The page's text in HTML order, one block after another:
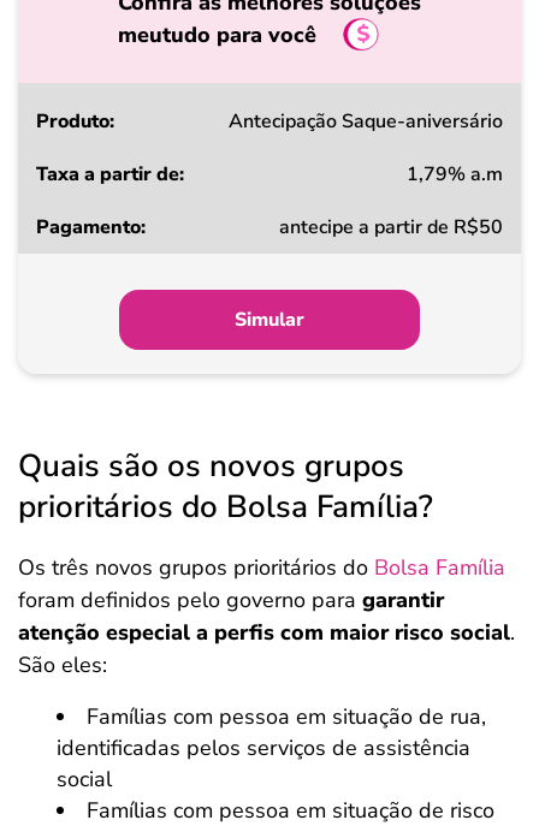
meutudo para você
Produto
a
Pagamento
Antecipação Saque-aniversário
1,79% a.m
antecipe a partir de R$50
Simular
Quais são os novos grupos
prioritários do Bolsa Família?
Os três novos grupos prioritários do Bolsa Família
foram definidos pelo governo para garantir
atenção especial a perfis com maior risco social.
São eles:
Famílias com pessoa em situação de rua,
identificadas pelos serviços de assistência
social
Famílias com pessoa em situação de risco